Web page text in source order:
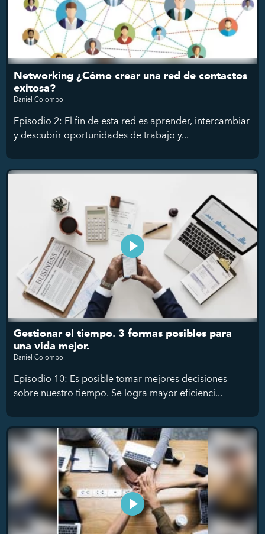
Networking ¿Cómo crear una red de contactos
exitosa?
Daniel Colombo
Episodio 2: El fin de esta red es aprender, intercambiar
y descubrir oportunidades de trabajo y...
Gestionar el tiempo. 3 formas posibles para
una vida mejor.
Daniel Colombo
Episodio 10: Es posible tomar mejores decisiones
sobre nuestro tiempo. Se logra mayor eficienci...